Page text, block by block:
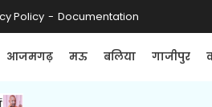
Policy Documentation
आजमगढ़ मऊ बलिया गाजीपुर